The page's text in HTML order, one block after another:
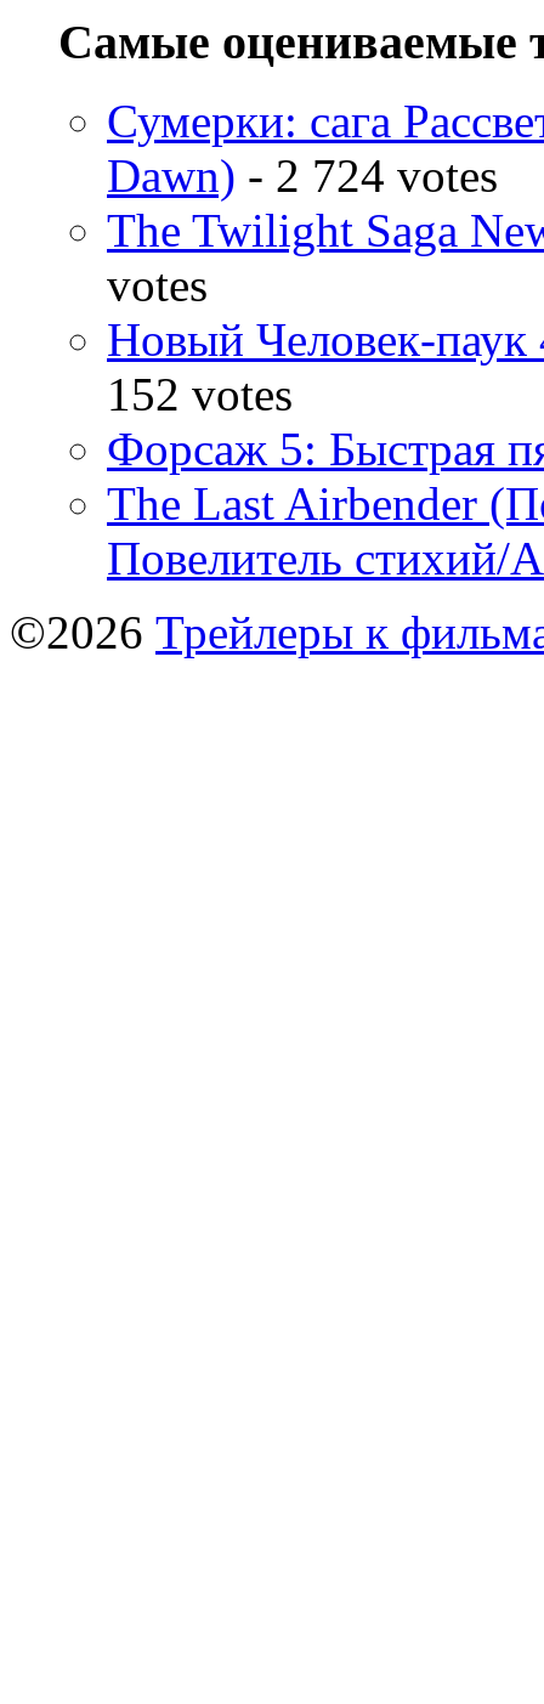
Самые оцениваемые
Сумерки: cага
Dawn) - 2 724 votes
The Twilight Saga
votes
Новый Человек-
152 votes
Форсаж 5: Быстрая
The Last Airbender
Повелитель стихий/
©2026 Трейлеры к